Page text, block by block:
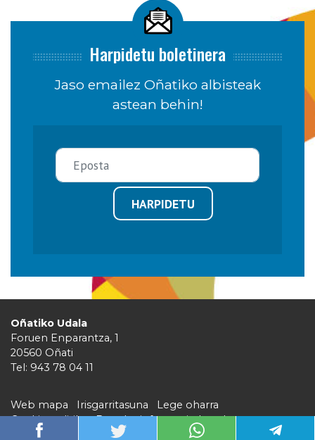
Harpidetu boletinera
Jaso emailez Oñatiko albisteak
astean behin!
HARPIDETU
Oñatiko Udala
Foruen Enparantza, 1
20560 Oñati
Tel: 943 78 04 11
Web mapa Irisgarritasuna
Lege oharra
Cookie politika
Barruko informazio kanala